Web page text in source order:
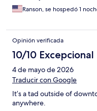
Ranson, se hospedó 1
Opinión verificada
10/10 Excepcional
4 de mayo de 2026
Traducir con Google
It’s a tad outside of
anywhere.